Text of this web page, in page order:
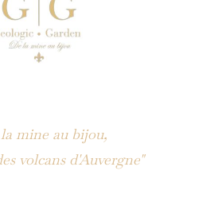
mine au bijou,
volcans d'Auvergne"